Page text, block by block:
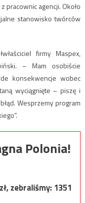
pracownic agencji. Około
stanowisko twórców
firmy Maspex,
– Mam osobiście
konsekwencje wobec
wyciągnięte – piszę i
Wesprzemy program
Polonia!
zł, zebraliśmy:1351